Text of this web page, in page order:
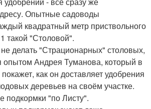
Опытные садоводы
квадратный метр приствольного
такой "Столовой".
делать "Страционарных" столовых,
опытом Андрея Туманова, который в
как он доставляет удобрения
деревьев на своём участке.
подкормки "по Листу".